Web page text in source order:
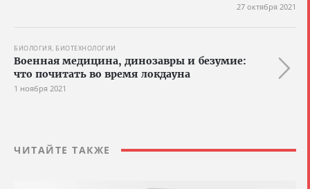
27 октября 2021
БИОЛОГИЯ, БИОТЕХНОЛОГИИ
Военная медицина, динозавры и безумие:
что почитать во время локдауна
1 ноября 2021
ЧИТАЙТЕ ТАКЖЕ